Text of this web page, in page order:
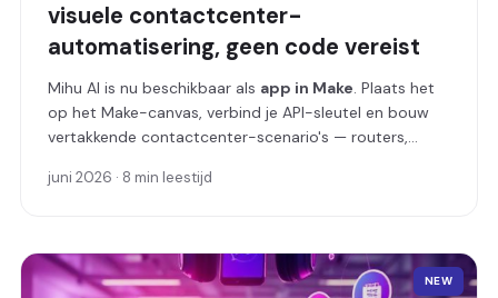
visuele contactcenter-
automatisering, geen code vereist
Mihu AI is nu beschikbaar als app in Make. Plaats het
op het Make-canvas, verbind je API-sleutel en bouw
vertakkende contactcenter-scenario's — routers,
maar één regel code te schrijven.
juni 2026 · 8 min leestijd
NEW